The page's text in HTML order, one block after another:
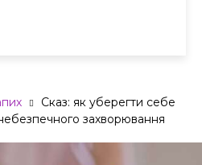
Сказ: як уберегти себе
захворювання